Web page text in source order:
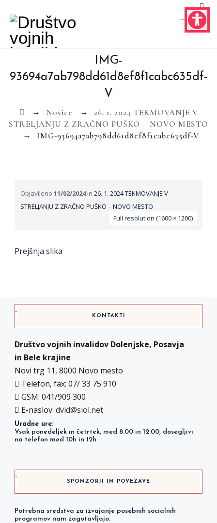
IMG-
93694a7ab798dd61d8ef8f1cabc635df-
V
→ Novice → 26. 1. 2024 TEKMOVANJE V
STRELJANJU Z ZRAČNO PUŠKO – NOVO MESTO
→ IMG-93694a7ab798dd61d8ef8f1cabc635df-V
Objavljeno 11/02/2024in 26. 1. 2024 TEKMOVANJE V
STRELJANJU Z ZRAČNO PUŠKO – NOVO MESTO
Full resolution (1600 × 1200)
Prejšnja slika
KONTAKTI
Društvo vojnih invalidov Dolenjske, Posavja
in Bele krajine
Novi trg 11, 8000 Novo mesto
Telefon, fax: 07/ 33 75 910
GSM: 041/909 300
E-naslov: dvid@siol.net
Uradne ure:
Vsak ponedeljek in četrtek, med 8:00 in 12:00, dosegljivi
na telefon med 10h in 12h.
SPONZORJI IN POVEZAVE
Potrebna sredstva za izvajanje posebnih socialnih
programov nam zagotavljajo: